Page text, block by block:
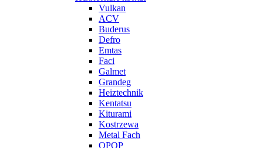
Vulkan
ACV
Buderus
Defro
Emtas
Faci
Galmet
Grandeg
Heiztechnik
Kentatsu
Kiturami
Kostrzewa
Metal Fach
OPOP